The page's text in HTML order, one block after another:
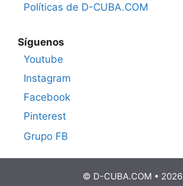
Políticas de D-CUBA.COM
Síguenos
Youtube
Instagram
Facebook
Pinterest
Grupo FB
© D-CUBA.COM • 2026